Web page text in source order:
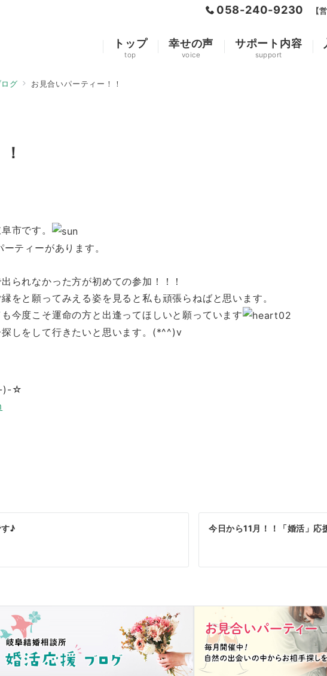
058-240-9230 【
トップ
top
幸せの声
voice
サポート内容
support
グ お見合いパーティー！！
市です。
ティーがあります。
られなかった方が初めての参加！！！
をと願ってみえる姿を見ると私も頑張らねばと思います。
今度こそ運命の方と出逢ってほしいと願っています
しをして行きたいと思います。(*^^)v
さいね (^_-)-☆
♪ 今日から11月！！「婚活」応